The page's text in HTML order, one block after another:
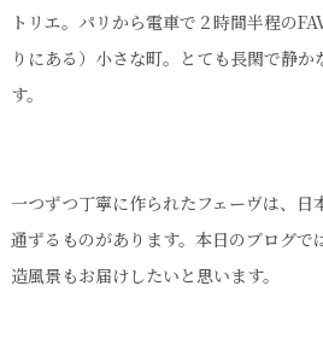
トリエ。パリから電車で２時間半程の
りにある）小さな町。とても長閑で静
す。
一つずつ丁寧に作られたフェーヴは、日
通ずるものがあります。本日のブログ
造風景もお届けしたいと思います。